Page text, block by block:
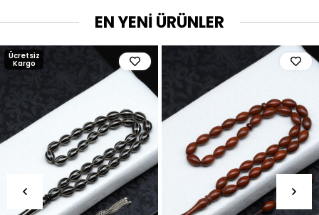
EN YENİ ÜRÜNLER
Ücretsiz
Kargo